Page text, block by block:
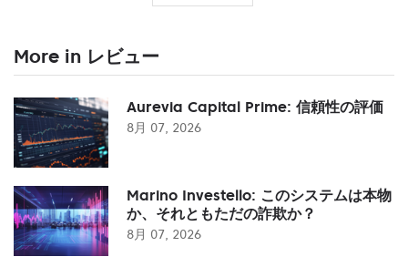
More in レビュー
Aurevia Capital Prime: 信頼性の評価
8月 07, 2026
Marino Investello: このシステムは本物
か、それともただの詐欺か？
8月 07, 2026